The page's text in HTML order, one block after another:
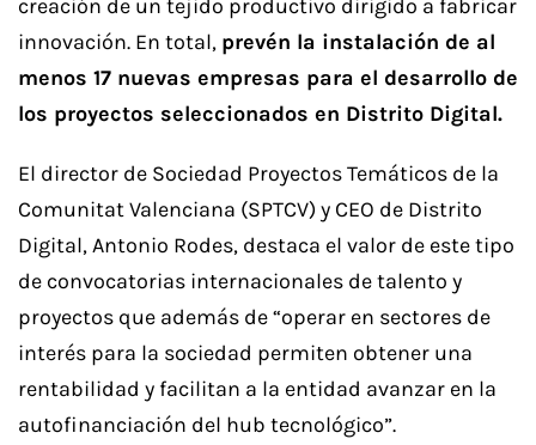
creación de un tejido productivo dirigido a fabricar
innovación. En total, prevén la instalación de al
menos 17 nuevas empresas para el desarrollo de
los proyectos seleccionados en Distrito Digital.
El director de Sociedad Proyectos Temáticos de la
Comunitat Valenciana (SPTCV) y CEO de Distrito
Digital, Antonio Rodes, destaca el valor de este tipo
de convocatorias internacionales de talento y
proyectos que además de “operar en sectores de
interés para la sociedad permiten obtener una
rentabilidad y facilitan a la entidad avanzar en la
autofinanciación del hub tecnológico”.